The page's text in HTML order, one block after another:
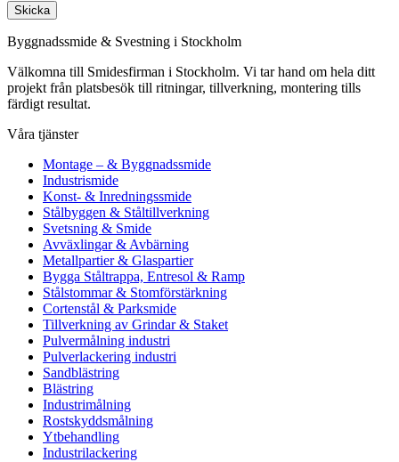
Skicka
Byggnadssmide & Svestning i Stockholm
Välkomna till Smidesfirman i Stockholm. Vi tar hand om hela ditt
projekt från platsbesök till ritningar, tillverkning, montering tills
färdigt resultat.
Våra tjänster
Montage – & Byggnadssmide
Industrismide
Konst- & Inredningssmide
Stålbyggen & Ståltillverkning
Svetsning & Smide
Avväxlingar & Avbärning
Metallpartier & Glaspartier
Bygga Ståltrappa, Entresol & Ramp
Stålstommar & Stomförstärkning
Cortenstål & Parksmide
Tillverkning av Grindar & Staket
Pulvermålning industri
Pulverlackering industri
Sandblästring
Blästring
Industrimålning
Rostskyddsmålning
Ytbehandling
Industrilackering